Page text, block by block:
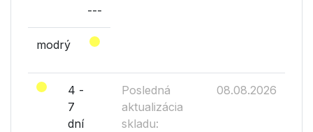
---
modrý
4 -
7
dní
Posledná
aktualizácia
skladu:
08.08.2026